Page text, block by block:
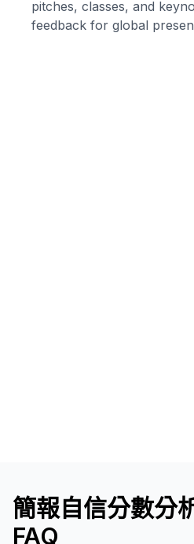
pitches, classes, and
feedback for global
簡報自信分數分
FAQ